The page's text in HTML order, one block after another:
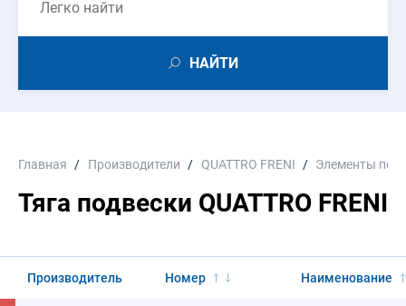
НАЙТИ
Главная Производители QUATTRO FRENI Элементы
Тяга подвески QUATTRO FRENI
Производитель Номер Наименование